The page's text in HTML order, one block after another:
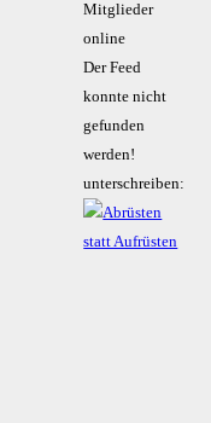
Mitglieder
online
Der Feed
konnte nicht
gefunden
werden!
unterschreiben: